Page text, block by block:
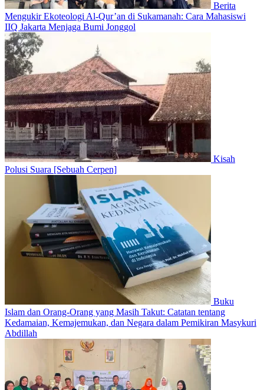
Berita
Mengukir Ekoteologi Al-Qur’an di Sukamanah: Cara Mahasiswi
IIQ Jakarta Menjaga Bumi Jonggol
Kisah
Polusi Suara [Sebuah Cerpen]
Buku
Islam dan Orang-Orang yang Masih Takut: Catatan tentang
Kedamaian, Kemajemukan, dan Negara dalam Pemikiran Masykuri
Abdillah